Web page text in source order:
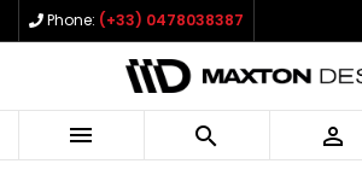
Phone: (+33) 0478038387
  